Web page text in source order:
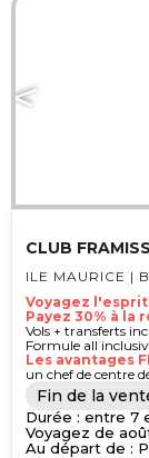
CLUB
ILE MAURICE |
Voyagez l'esprit
Payez 30% à la
Vols + transferts
Formule all
Les avantages
un chef de centre
Fin de la
Durée : entre 7
Voyagez de
Au départ de :